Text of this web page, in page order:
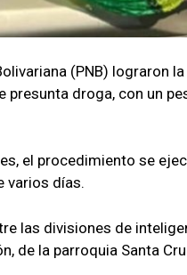
(PNB) lograron
presunta droga, con un
el procedimiento se
varios días.
las divisiones de
de la parroquia Santa